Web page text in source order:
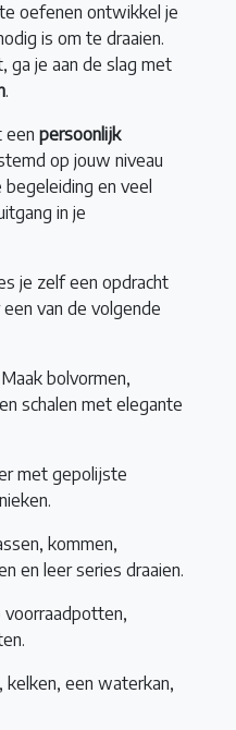
oefenen ontwikkel je
is om te draaien.
ga je aan de slag met
.
een persoonlijk
op jouw niveau
en veel
in je
je zelf een opdracht
van de volgende
Maak bolvormen,
schalen met elegante
met gepolijste
kommen,
en leer series draaien.
kelken, een waterkan,